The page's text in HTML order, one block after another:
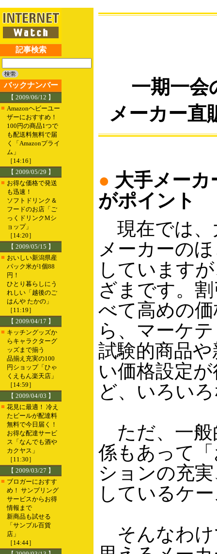
記事検索
バックナンバー
【 2009/06/12 】
■ Amazonヘビーユー
ザーにおすすめ！
100円の商品1つで
も配送料無料で届
く「Amazonプライ
ム」
［14:16］
【 2009/05/29 】
■ お得な価格で発送
も迅速！
ソフトドリンク＆
フードのお店「ご
っくドリンクMシ
ョップ」
［14:20］
【 2009/05/15 】
■ おいしい新潟県産
パック米が1個88
円！
ひとり暮らしにう
れしい「越後のご
はんや たかの」
［11:19］
【 2009/04/17 】
■ キッチングッズか
らキャラクターグ
ッズまで揃う
品揃え充実の100
円ショップ「ひゃ
くえもん楽天店」
［14:59］
【 2009/04/03 】
■ 花見に最適！ 冷え
たビールが配達料
無料で今日届く！
お得な配達サービ
ス「なんでも酒や
カクヤス」
［11:30］
【 2009/03/27 】
■ ブロガーにおすす
め！ サンプリング
サービスからお得
情報まで
新商品も試せる
「サンプル百貨
店」
［14:44］
一期一会
メーカー直
● 大手メー
がポイント
現在では、
メーカーの
しています
ざまです。
べて高めの
ら、マーケ
試験的商品
い価格設定
ど、いろい
ただ、一般
係もあって
ションの充
しているケ
そんなわけ